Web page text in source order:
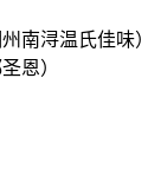
南浔温氏佳味）
恩）